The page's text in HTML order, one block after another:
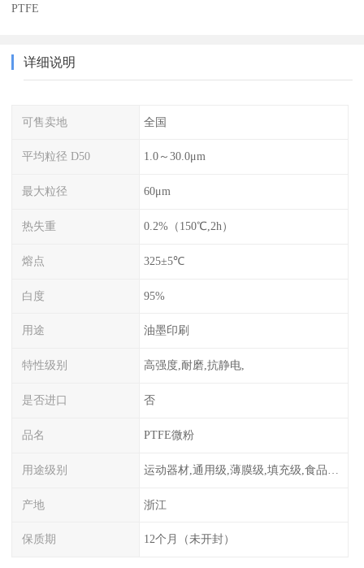
PTFE
详细说明
可售卖地 全国
平均粒径 D50 1.0～30.0μm
最大粒径 60μm
热失重 0.2%（150℃,2h）
熔点 325±5℃
白度 95%
用途 油墨印刷
特性级别 高强度,耐磨,抗静电,
是否进口 否
品名 PTFE微粉
用途级别
产地 浙江
保质期 12个月（未开封）